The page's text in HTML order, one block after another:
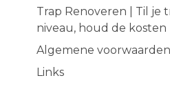
Trap Renoveren | Til je
niveau, houd de kosten
Algemene voorwaarden
Links